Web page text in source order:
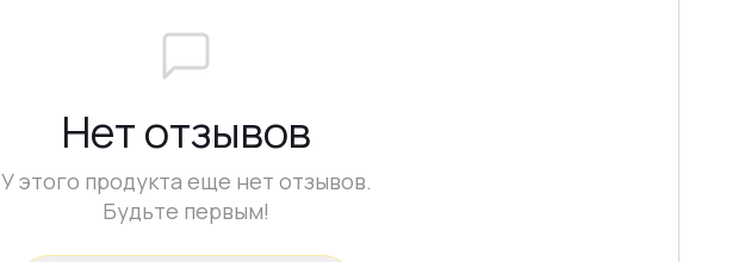
Нет отзывов
У этого продукта еще нет отзывов.
Будьте первым!